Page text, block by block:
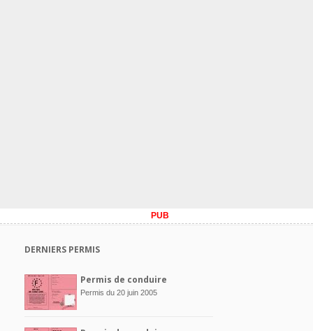
PUB
DERNIERS PERMIS
Permis de conduire
Permis du 20 juin 2005